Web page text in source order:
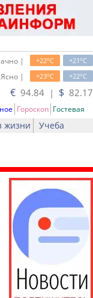
+21oC
+22oC
|
+22oC
+23oC
|
€ 94.84 | $ 82.17
Гороскоп Гостевая
жизни Учеба